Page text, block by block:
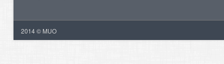
2014 © MUO